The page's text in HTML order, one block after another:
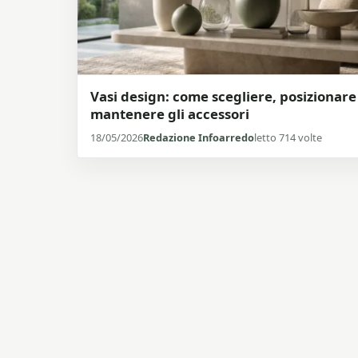
Vasi design: come scegliere,
mantenere gli accessori
18/05/2026Redazione Infoarredoletto 714 volte